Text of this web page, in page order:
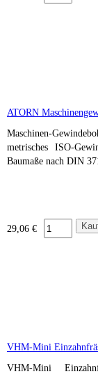
ATORN
Maschinen-
metrisches ISO-
Baumaße nach DIN
29,06 €
VHM-Mini
VHM-Mini